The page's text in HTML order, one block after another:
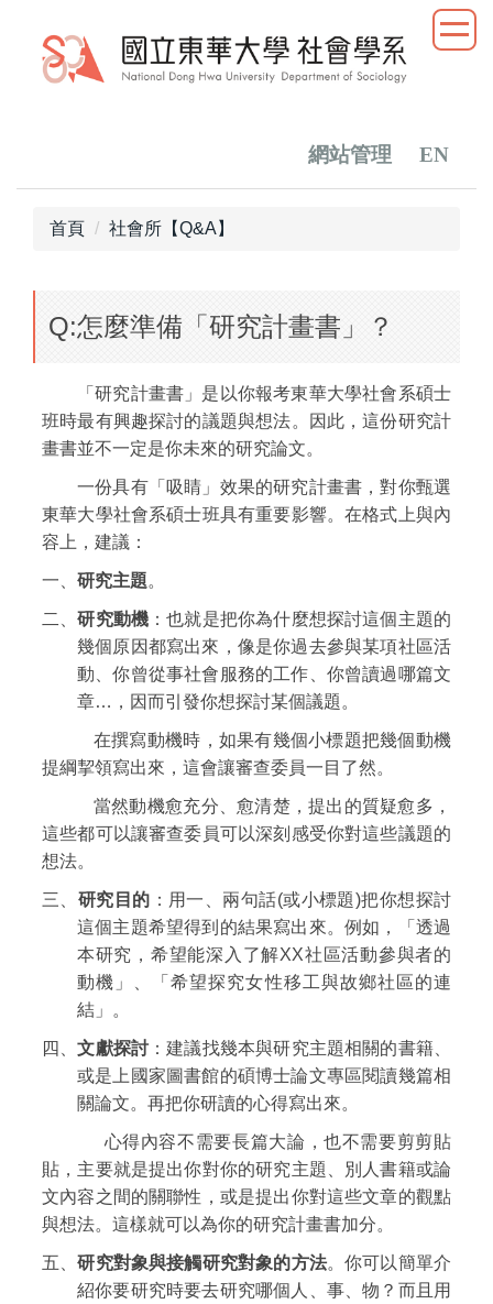
網站管理 EN
首頁 社會所【Q&A】
Q:怎麼準備「研究計畫書」？
「研究計畫書」是以你報考東華大學社會系碩士
班時最有興趣探討的議題與想法。因此，這份研究計
畫書並不一定是你未來的研究論文。
一份具有「吸睛」效果的研究計畫書，對你甄選
東華大學社會系碩士班具有重要影響。在格式上與內
容上，建議：
一、 研究主題。
二、研究動機 ：也就是把你為什麼想探討這個主題的
幾個原因都寫出來，像是你過去參與某項社區活
動、你曾從事社會服務的工作、你曾讀過哪篇文
章…，因而引發你想探討某個議題。
在撰寫動機時，如果有幾個小標題把幾個動機
提綱挈領寫出來，這會讓審查委員一目了然。
當然動機愈充分、愈清楚，提出的質疑愈多，
這些都可以讓審查委員可以深刻感受你對這些議題的
想法。
三、 研究目的 ：用一、兩句話(或小標題)把你想探討
這個主題希望得到的結果寫出來。例如，「透過
本研究，希望能深入了解XX社區活動參與者的
動機」、「希望探究女性移工與故鄉社區的連
結」。
四、文獻探討 ：建議找幾本與研究主題相關的書籍、
或是上國家圖書館的碩博士論文專區閱讀幾篇相
關論文。再把你研讀的心得寫出來。
心得內容不需要長篇大論，也不需要剪剪貼
貼，主要就是提出你對你的研究主題、別人書籍或論
文內容之間的關聯性，或是提出你對這些文章的觀點
與想法。這樣就可以為你的研究計畫書加分。
五、研究對象與接觸研究對象的方法。你可以簡單介
紹你要研究時要去研究哪個人、事、物？而且用